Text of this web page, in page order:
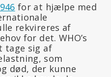
for at hjælpe med
rekvireres af
for det. WHO’s
tage sig af
som
død, der kunne